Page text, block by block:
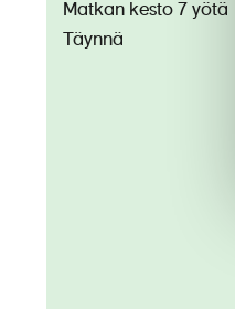
CroisiEurope©Oliver
Matkan kesto 7 yötä
Täynnä